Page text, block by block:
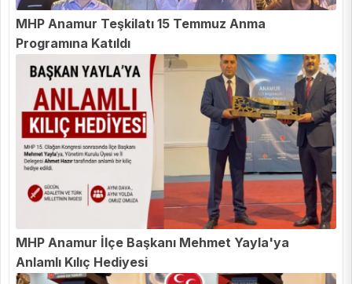
MHP Anamur Teşkilatı 15 Temmuz Anma
Programına Katıldı
MHP Anamur İlçe Başkanı Mehmet Yayla'ya
Anlamlı Kılıç Hediyesi